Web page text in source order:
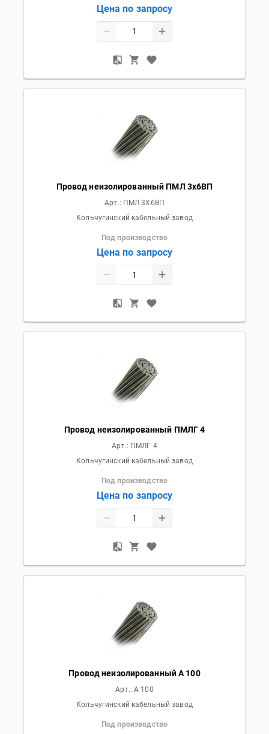
Цена по запросу
Провод неизолированный ПМЛ 3x6ВП
Арт.: ПМЛ 3X6ВП
Кольчугинский кабельный завод
Под производство
Цена по запросу
Провод неизолированный ПМЛГ 4
Арт.: ПМЛГ 4
Кольчугинский кабельный завод
Под производство
Цена по запросу
Провод неизолированный А 100
Арт.:А 100
Кольчугинский кабельный завод
Под производство